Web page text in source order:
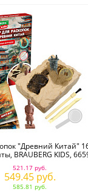
"Древний Китай"
BRAUBERG KIDS,
521.17 руб.
549.45 руб.
585.81 руб.